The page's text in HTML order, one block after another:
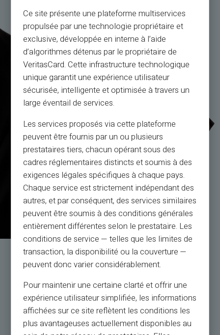
Service et Assistance par
de vrais humains, pas des robots
Service Client en français à votre écoute par ticket
24h/24,
par téléphone du lundi au samedi de 9h à 18h30
Ce site présente une plateforme multiservices
propulsée par une technologie propriétaire et
exclusive, développée en interne à l’aide
d’algorithmes détenus par le propriétaire de
VeritasCard. Cette infrastructure technologique
unique garantit une expérience utilisateur
sécurisée, intelligente et optimisée à travers un
large éventail de services.
Les services proposés via cette plateforme
peuvent être fournis par un ou plusieurs
prestataires tiers, chacun opérant sous des
cadres réglementaires distincts et soumis à des
exigences légales spécifiques à chaque pays.
Chaque service est strictement indépendant des
autres, et par conséquent, des services similaires
peuvent être soumis à des conditions générales
entièrement différentes selon le prestataire. Les
conditions de service — telles que les limites de
transaction, la disponibilité ou la couverture —
peuvent donc varier considérablement.
Pour maintenir une certaine clarté et offrir une
expérience utilisateur simplifiée, les informations
affichées sur ce site reflètent les conditions les
plus avantageuses actuellement disponibles au